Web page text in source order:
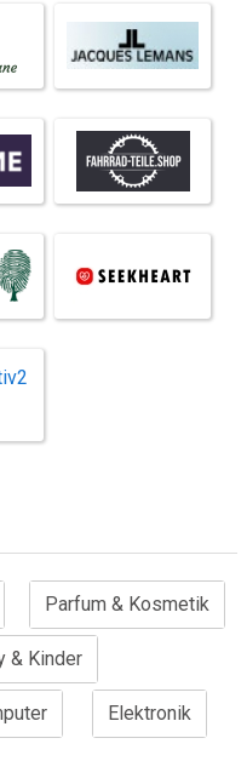
Parfum & Kosmetik
& Kinder
Elektronik